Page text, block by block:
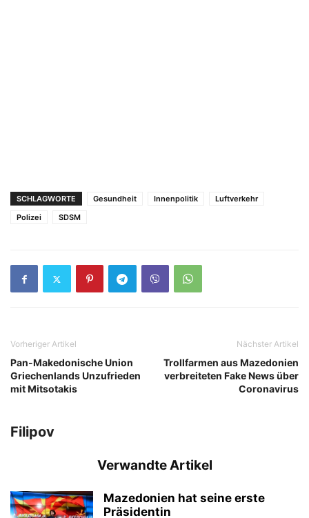
SCHLAGWORTE Gesundheit Innenpolitik
Luftverkehr
Polizei
SDSM
Vorheriger Artikel
Pan-Makedonische Union
Griechenlands Unzufrieden
mit Mitsotakis
Nächster Artikel
Trollfarmen aus Mazedonien
verbreiteten Fake News über
Coronavirus
Filipov
Verwandte Artikel
Mazedonien hat seine erste
Präsidentin